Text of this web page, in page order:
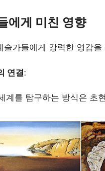
에게 미친 영향
술가들에게 강력한 영감을
연결:
계를 탐구하는 방식은 초